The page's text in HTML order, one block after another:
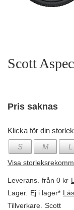
Scott
Pris saknas
Klicka för din
S
M L
Visa
Leverans. från 0 kr
Lager. Ej i lager*
Tillverkare. Scott